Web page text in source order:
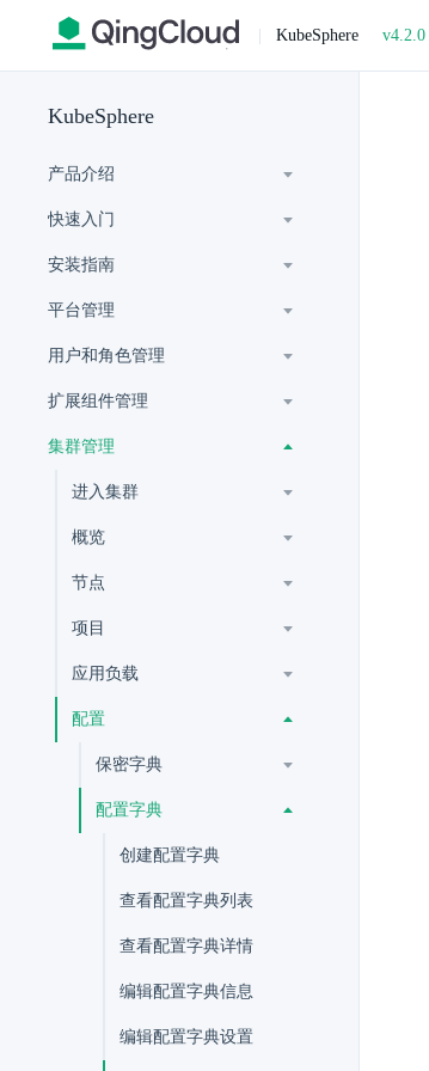
| KubeSphere v4.2.0
KubeSphere
产品介绍
快速入门
安装指南
平台管理
用户和角色管理
扩展组件管理
集群管理
进入集群
概览
节点
项目
应用负载
配置
保密字典
配置字典
创建配置字典
查看配置字典列表
查看配置字典详情
编辑配置字典信息
编辑配置字典设置